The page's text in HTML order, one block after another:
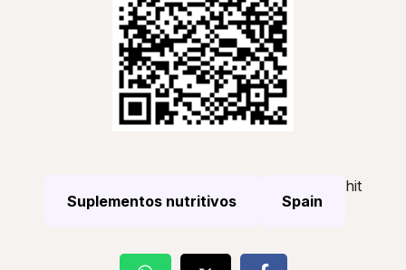
Suplementos nutritivos Spain
hit